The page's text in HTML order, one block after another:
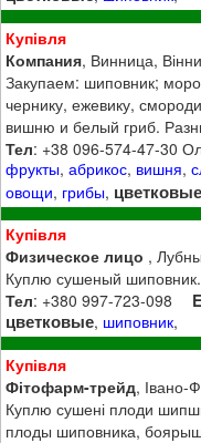
Купівля
Компания, Винница,
Закупаем: шиповник;
чернику, ежевику,
вишню и белый гриб.
Тел: +38 096-574-47-30
фрукты,абрикос, вишня,
овощи, грибы, цветковые
Купівля
Физическое лицо ,
Куплю сушеный шиповник.
Тел: +380 997-723-098
цветковые, шиповник,
Купівля
Фітофарм-трейд, Івано-
Куплю сушені плоди
плоды шиповника,